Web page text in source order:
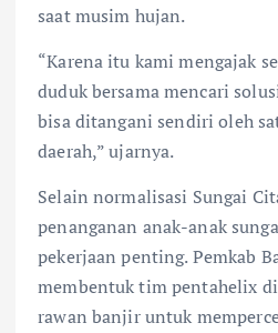
saat musim hujan.
“Karena itu kami mengajak
duduk bersama mencari
bisa ditangani sendiri oleh
daerah,” ujarnya.
Selain normalisasi Sungai
penanganan anak-anak
pekerjaan penting. Pemkab
membentuk tim pentahelix
rawan banjir untuk